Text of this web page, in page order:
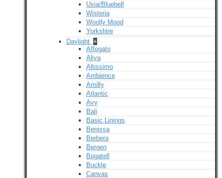
Uxia/Bluebell
Wisteria
Woolly Mood
Yorkshire
Daylight +
Affogato
Aliya
Altissimo
Ambience
Amilly
Atlantic
Avy
Bali
Basic Linings
Benissa
Berbera
Bergen
Bogatell
Buckle
Canvas